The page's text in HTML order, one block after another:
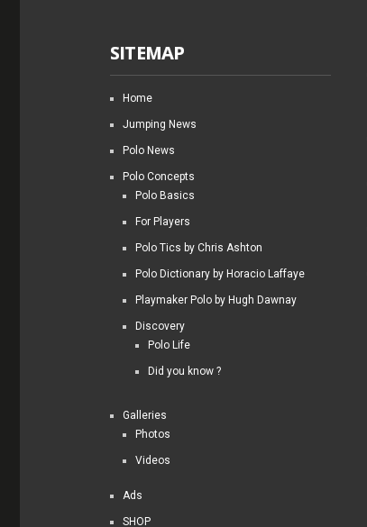
SITEMAP
Home
Jumping News
Polo News
Polo Concepts
Polo Basics
For Players
Polo Tics by Chris Ashton
Polo Dictionary by Horacio Laffaye
Playmaker Polo by Hugh Dawnay
Discovery
Polo Life
Did you know ?
Galleries
Photos
Videos
Ads
SHOP